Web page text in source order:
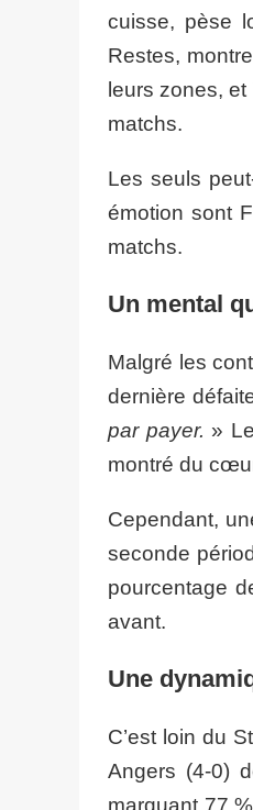
cuisse, pèse
Restes,
leurs zones,
matchs.
Les seuls
émotion sont
matchs.
Un mental
Malgré les
dernière
par payer. »
montré du
Cependant,
seconde
pourcentage
avant.
Une
C’est loin du
Angers (4-0)
marquant 77